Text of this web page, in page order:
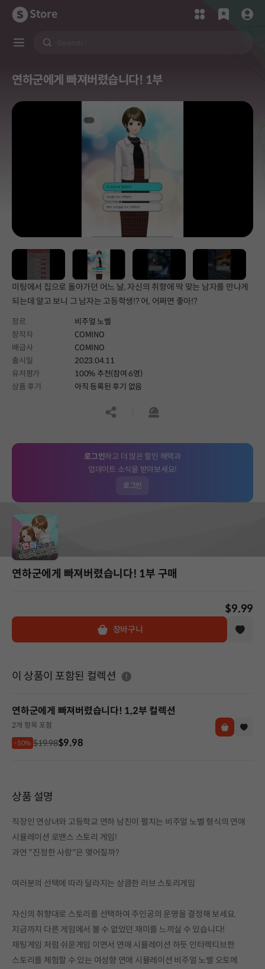
Store
연하군에게 빠져버렸습니다! 1부
미팅에서 집으로 돌아가던 어느 날, 자신의 취향에 딱 맞는 남자를 만나게
되는데 알고 보니 그 남자는 고등학생!? 어, 어쩌면 좋아!?
장르
비주얼 노벨
창작자
COMINO
배급사
COMINO
출시일
2023.04.11
유저평가
100% 추천(참여 6명)
상품 후기
아직 등록된 후기 없음
공유하기신고하기
로그인하고 더 많은 할인 혜택과
업데이트 소식을 받아보세요!
로그인
연하군에게 빠져버렸습니다! 1부 구매
$9.99
장바구니
이 상품이 포함된 컬렉션 도움말
연하군에게 빠져버렸습니다! 1,2부 컬렉션
2개 항목 포함
-50% $19.98$9.98
상품 설명
직장인 연상녀와 고등학교 연하 남친이 펼치는 비주얼 노벨 형식의 연애
시뮬레이션 로맨스 스토리 게임!
과연 "진정한 사랑"은 맺어질까?
여러분의 선택에 따라 달라지는 상큼한 러브 스토리게임
자신의 취향대로 스토리를 선택하여 주인공의 운명을 결정해 보세요.
지금까지 다른 게임에서 볼 수 없었던 재미를 느끼실 수 있습니다!
채팅게임 처럼 쉬운게임 이면서 연애 시뮬레이션 하듯 인터렉티브한
스토리를 체험할 수 있는 여성향 연애 시뮬레이션 비주얼 노벨 오토메